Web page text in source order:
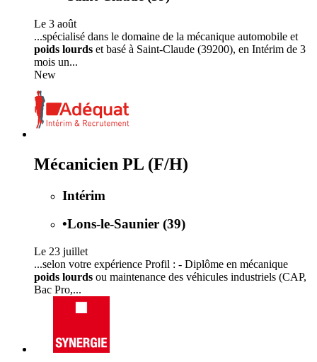
Le 3 août
...spécialisé dans le domaine de la mécanique automobile et
poids lourds et basé à Saint-Claude (39200), en Intérim de 3
mois un...
New
Mécanicien PL (F/H)
Intérim
•Lons-le-Saunier (39)
Le 23 juillet
...selon votre expérience Profil : - Diplôme en mécanique
poids lourds ou maintenance des véhicules industriels (CAP,
Bac Pro,...